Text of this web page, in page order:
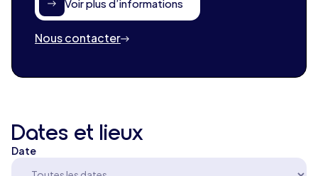
Voir plus d’informations
Nous contacter
Dates et lieux
Date